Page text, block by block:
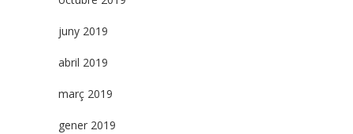
juny 2019
abril 2019
març 2019
gener 2019